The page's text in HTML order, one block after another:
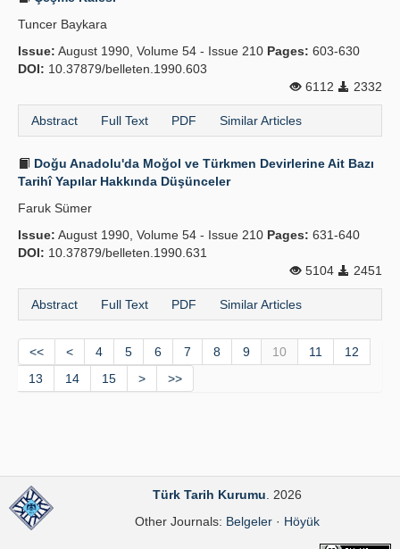
Tuncer Baykara
Issue: August 1990, Volume 54 - Issue 210 Pages: 603-630
DOI: 10.37879/belleten.1990.603
6112
2332
Abstract Full Text PDF Similar Articles
Doğu Anadolu'da Moğol ve Türkmen Devirlerine Ait Bazı
Tarihî Yapılar Hakkında Düşünceler
Faruk Sümer
Issue: August 1990, Volume 54 - Issue 210 Pages: 631-640
DOI: 10.37879/belleten.1990.631
5104
2451
Abstract Full Text PDF Similar Articles
<< < 4 5 6 7 8 9 10 11
12
13
14 15 > >>
Türk Tarih Kurumu . 2026
Other Journals: Belgeler· Höyük